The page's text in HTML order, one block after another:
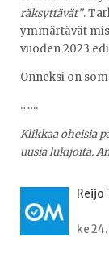
räksyttävät”.
ymmärtävät
vuoden 2023
Onneksi on
…….
Klikkaa oheisia
uusia lukijoita.
Reijo
ke